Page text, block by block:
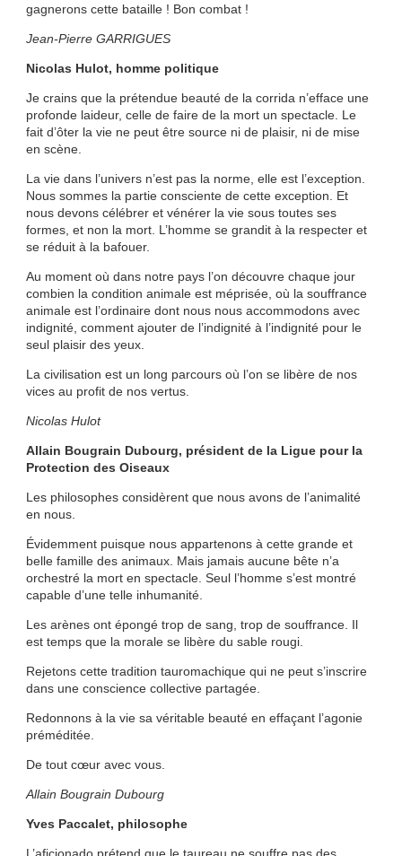
gagnerons cette bataille ! Bon combat !
Jean-Pierre GARRIGUES
Nicolas Hulot, homme politique
Je crains que la prétendue beauté de la corrida n’efface une
profonde laideur, celle de faire de la mort un spectacle. Le
fait d’ôter la vie ne peut être source ni de plaisir, ni de mise
en scène.
La vie dans l’univers n’est pas la norme, elle est l’exception.
Nous sommes la partie consciente de cette exception. Et
nous devons célébrer et vénérer la vie sous toutes ses
formes, et non la mort. L’homme se grandit à la respecter et
se réduit à la bafouer.
Au moment où dans notre pays l’on découvre chaque jour
combien la condition animale est méprisée, où la souffrance
animale est l’ordinaire dont nous nous accommodons avec
indignité, comment ajouter de l’indignité à l’indignité pour le
seul plaisir des yeux.
La civilisation est un long parcours où l’on se libère de nos
vices au profit de nos vertus.
Nicolas Hulot
Allain Bougrain Dubourg, président de la Ligue pour la
Protection des Oiseaux
Les philosophes considèrent que nous avons de l’animalité
en nous.
Évidemment puisque nous appartenons à cette grande et
belle famille des animaux. Mais jamais aucune bête n’a
orchestré la mort en spectacle. Seul l’homme s’est montré
capable d’une telle inhumanité.
Les arènes ont épongé trop de sang, trop de souffrance. Il
est temps que la morale se libère du sable rougi.
Rejetons cette tradition tauromachique qui ne peut s’inscrire
dans une conscience collective partagée.
Redonnons à la vie sa véritable beauté en effaçant l’agonie
préméditée.
De tout cœur avec vous.
Allain Bougrain Dubourg
Yves Paccalet, philosophe